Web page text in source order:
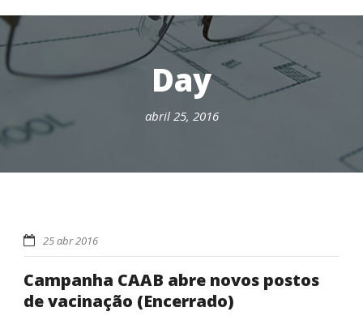
Day
abril 25, 2016
25 abr 2016
Campanha CAAB abre novos postos
de vacinação (Encerrado)